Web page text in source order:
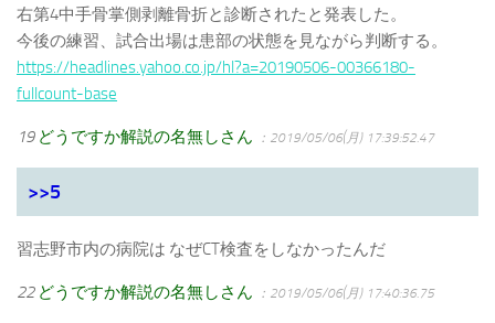
右第4中手骨掌側剥離骨折と診断されたと発表した。
今後の練習、試合出場は患部の状態を見ながら判断する。
https://headlines.yahoo.co.jp/hl?a=20190506-00366180-
fullcount-base
19 どうですか解説の名無しさん ：2019/05/06(月) 17:39:52.47
>>5
習志野市内の病院は なぜCT検査をしなかったんだ
22 どうですか解説の名無しさん ：2019/05/06(月) 17:40:36.75